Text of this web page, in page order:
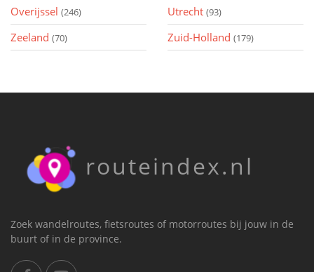
Overijssel (246) Utrecht (93)
Zeeland (70) Zuid-Holland (179)
routeindex.nl
Zoek wandelroutes, fietsroutes of motorroutes bij jouw in de
buurt of in de province.